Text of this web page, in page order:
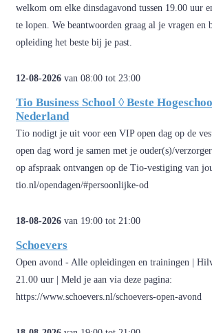
welkom om elke dinsdagavond tussen 19.00 uur
te lopen. We beantwoorden graag al je vragen en
opleiding het beste bij je past.
12-08-2026 van 08:00 tot 23:00
Tio Business School ◊ Beste
Nederland
Tio nodigt je uit voor een VIP open dag op de
open dag word je samen met je ouder(s)/
op afspraak ontvangen op de Tio-vestiging van
tio.nl/opendagen/#persoonlijke-od
18-08-2026 van 19:00 tot 21:00
Schoevers
Open avond - Alle opleidingen en trainingen |
21.00 uur | Meld je aan via deze pagina:
https://www.schoevers.nl/schoevers-open-avond